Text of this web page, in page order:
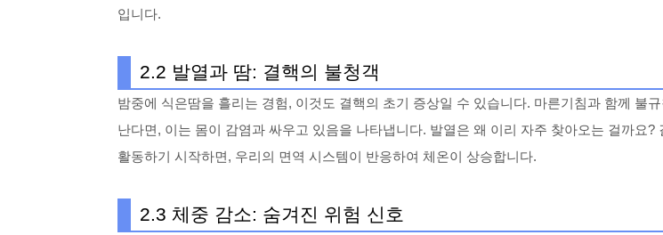
입니다.
2.2 발열과 땀: 결핵의 불청객
밤중에 식은땀을 흘리는 경험, 이것도 결핵의 초기 증상일 수 있습니다. 마른기침과 함께 불
난다면, 이는 몸이 감염과 싸우고 있음을 나타냅니다. 발열은 왜 이리 자주 찾아오는 걸까요?
활동하기 시작하면, 우리의 면역 시스템이 반응하여 체온이 상승합니다.
2.3 체중 감소: 숨겨진 위험 신호